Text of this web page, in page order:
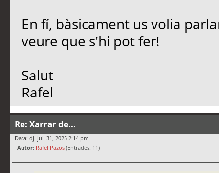
En fí, bàsicament us volia
veure que s'hi pot fer!
Salut
Rafel
Re: Xarrar de...
Data: dj. jul. 31, 2025 2:14 pm
Autor: Rafel Pazos (Entrades: 11)